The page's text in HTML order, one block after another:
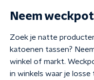
Neem
Zoek je natte
katoenen tassen?
winkel of markt.
in winkels waar je